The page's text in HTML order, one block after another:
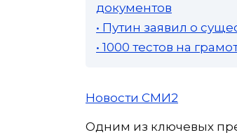
документов
• Путин заявил о
• 1000 тестов на
Новости СМИ2
Одним из ключевых